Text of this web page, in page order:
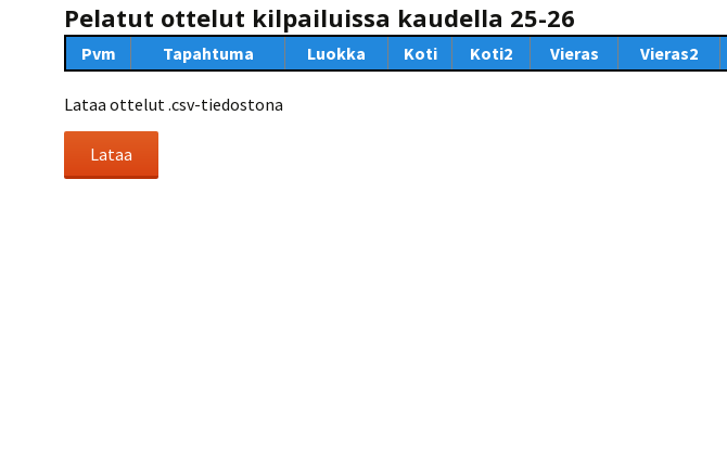
Pelatut ottelut kilpailuissa kaudella 25-26
Pvm Tapahtuma Luokka Koti Koti2 Vieras Vieras2
Lataa ottelut .csv-tiedostona